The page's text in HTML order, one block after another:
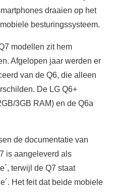
draaien op het
besturingssysteem.
modellen zit hem
Afgelopen jaar werden er
van de Q6, die alleen
De LG Q6+
3GB RAM) en de Q6a
de documentatie van
is aangeleverd als
terwijl de Q7 staat
Het feit dat beide mobiele